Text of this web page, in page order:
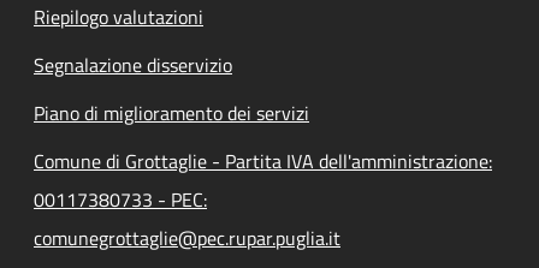
Riepilogo valutazioni
Segnalazione disservizio
Piano di miglioramento dei servizi
Comune di Grottaglie - Partita IVA dell'amministrazione:
00117380733 - PEC:
comunegrottaglie@pec.rupar.puglia.it